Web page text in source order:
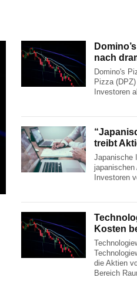
nach
Domino's
Pizza
Investoren
treibt
Japanische
Investoren
Kosten
die Aktien
Bereich